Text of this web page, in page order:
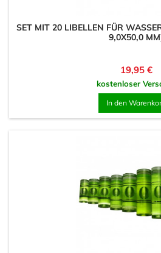
SET MIT 20 LIBELLEN FÜR
,0X50,0 MM)
Preis
19,95 €
kostenloser
In den